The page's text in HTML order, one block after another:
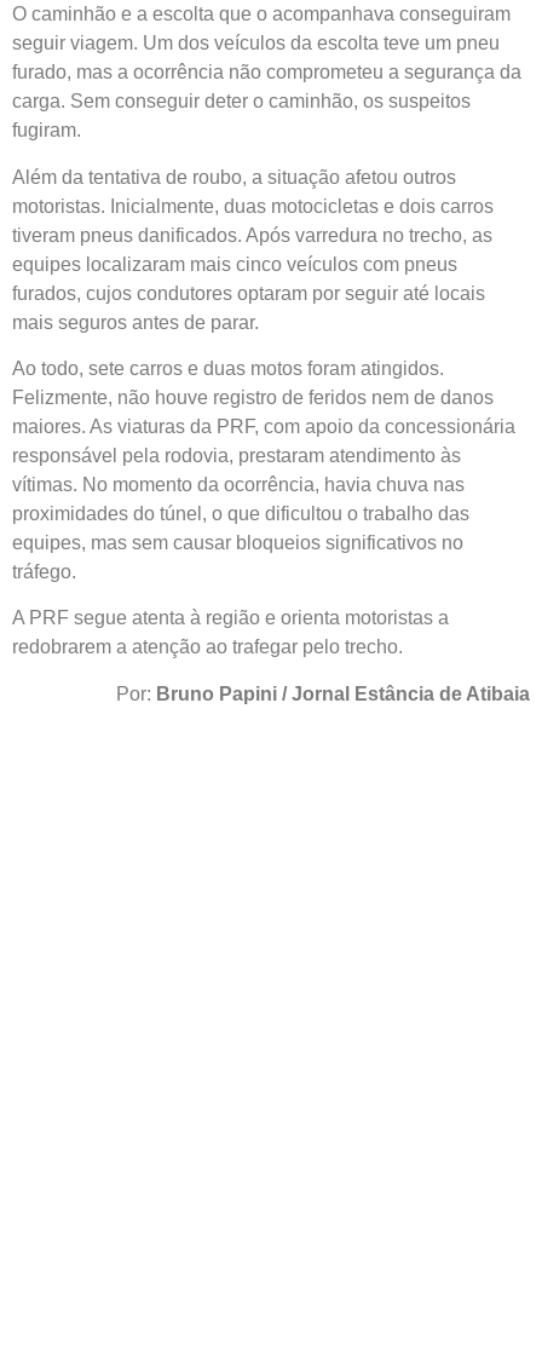
O caminhão e a escolta que o acompanhava conseguiram
seguir viagem. Um dos veículos da escolta teve um pneu
furado, mas a ocorrência não comprometeu a segurança da
carga. Sem conseguir deter o caminhão, os suspeitos
fugiram.
Além da tentativa de roubo, a situação afetou outros
motoristas. Inicialmente, duas motocicletas e dois carros
tiveram pneus danificados. Após varredura no trecho, as
equipes localizaram mais cinco veículos com pneus
furados, cujos condutores optaram por seguir até locais
mais seguros antes de parar.
Ao todo, sete carros e duas motos foram atingidos.
Felizmente, não houve registro de feridos nem de danos
maiores. As viaturas da PRF, com apoio da concessionária
responsável pela rodovia, prestaram atendimento às
vítimas. No momento da ocorrência, havia chuva nas
proximidades do túnel, o que dificultou o trabalho das
equipes, mas sem causar bloqueios significativos no
tráfego.
A PRF segue atenta à região e orienta motoristas a
redobrarem a atenção ao trafegar pelo trecho.
Por: Bruno Papini / Jornal Estância de Atibaia